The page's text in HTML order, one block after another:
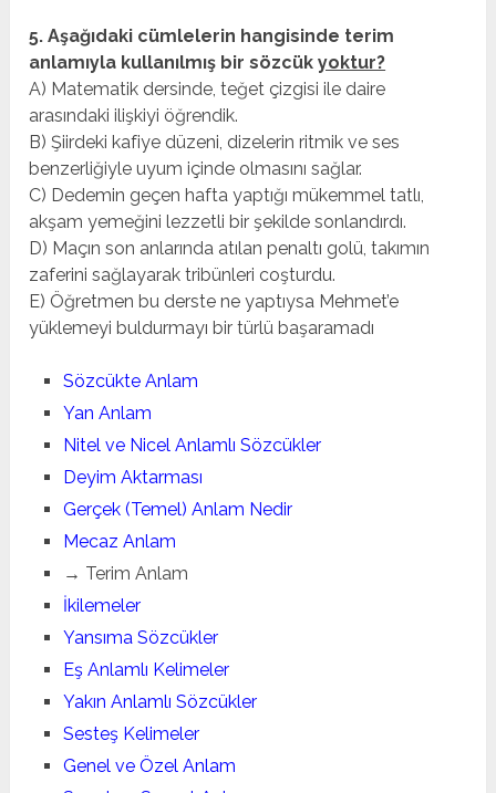
5. Aşağıdaki cümlelerin hangisinde terim
anlamıyla kullanılmış bir sözcükyoktur?
A) Matematik dersinde, teğet çizgisi ile daire
arasındaki ilişkiyi öğrendik.
B) Şiirdeki kafiye düzeni, dizelerin ritmik ve ses
benzerliğiyle uyum içinde olmasını sağlar.
C) Dedemin geçen hafta yaptığı mükemmel tatlı,
akşam yemeğini lezzetli bir şekilde sonlandırdı.
D) Maçın son anlarında atılan penaltı golü, takımın
zaferini sağlayarak tribünleri coşturdu.
E) Öğretmen bu derste ne yaptıysa Mehmet’e
yüklemeyi buldurmayı bir türlü başaramadı
Sözcükte Anlam
Yan Anlam
Nitel ve Nicel Anlamlı Sözcükler
Deyim Aktarması
Gerçek (Temel) Anlam Nedir
Mecaz Anlam
→ Terim Anlam
İkilemeler
Yansıma Sözcükler
Eş Anlamlı Kelimeler
Yakın Anlamlı Sözcükler
Sesteş Kelimeler
Genel ve Özel Anlam